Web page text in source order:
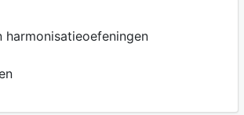
harmonisatieoefeningen